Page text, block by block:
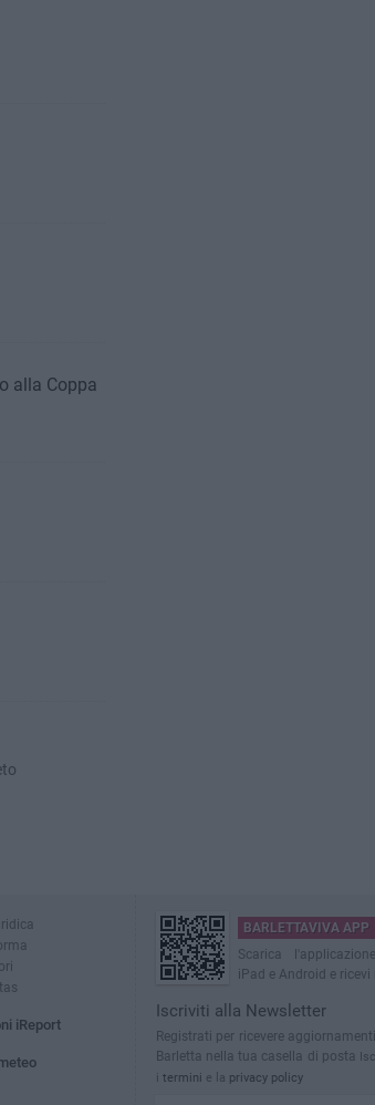
alla Coppa
iReport
BARLETTAVIVA APP
Scarica
iPad e Android e
Iscriviti alla Newsletter
Registrati per ricevere
Barletta nella tua casella di posta
i termini e la privacy policy